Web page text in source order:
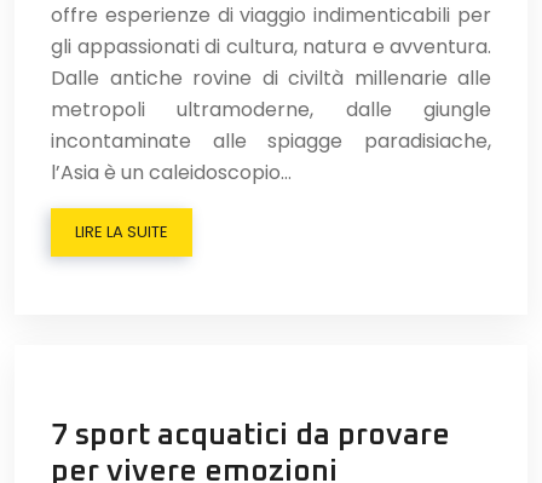
offre esperienze di viaggio indimenticabili per
gli appassionati di cultura, natura e avventura.
Dalle antiche rovine di civiltà millenarie alle
metropoli ultramoderne, dalle giungle
incontaminate alle spiagge paradisiache,
l’Asia è un caleidoscopio…
LIRE LA SUITE
7 sport acquatici da provare
per vivere emozioni